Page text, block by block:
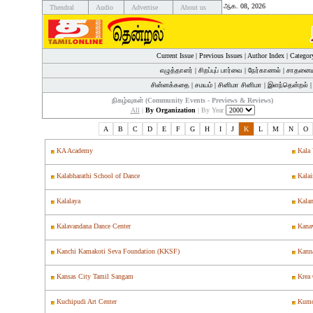
Thendral Audio Advertise About us ஆக. 08, 2026
Current Issue| Previous Issues| Author Index|
எழுத்தாளர் | சிறப்புப் பார்வை | நேர்காணல் |
சின்னக்கதை | சமயம் | சினிமா சினிமா | இளந்தென்றல் |
நிகழ்வுகள் (Community Events - Previews & Reviews)
All | By Organization | By Year
A B C D E F G H I J K L M N O
KA Academy Kala
Kalabharathi School of Dance
Kalalaya
Kalavandana Dance Center
Kanchi Kamakoti Seva Foundation (KKSF)
Kansas City Tamil Sangam Krea
Kuchipudi Art Center